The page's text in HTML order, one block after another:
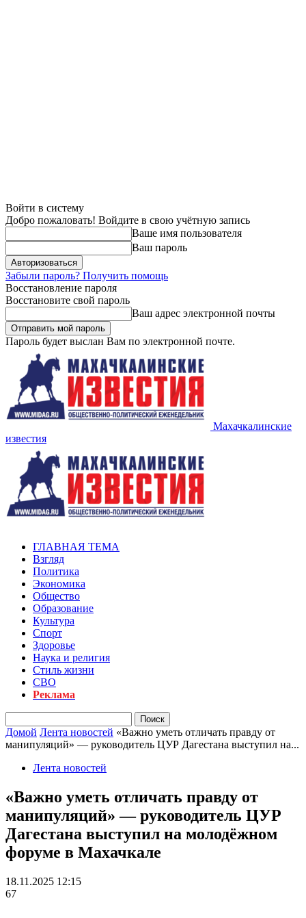
Войти в систему
Добро пожаловать! Войдите в свою учётную запись
Ваше имя пользователя
Ваш пароль
Забыли пароль? Получить помощь
Восстановление пароля
Восстановите свой пароль
Ваш адрес электронной почты
Пароль будет выслан Вам по электронной почте.
Махачкалинские
известия
ГЛАВНАЯ ТЕМА
Взгляд
Политика
Экономика
Общество
Образование
Культура
Спорт
Здоровье
Наука и религия
Стиль жизни
СВО
Реклама
Домой Лента новостей «Важно уметь отличать правду от
манипуляций» — руководитель ЦУР Дагестана выступил на...
Лента новостей
«Важно уметь отличать правду от
манипуляций» — руководитель ЦУР
Дагестана выступил на молодёжном
форуме в Махачкале
18.11.2025 12:15
67